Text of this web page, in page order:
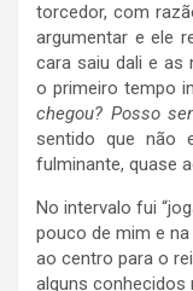
torcedor, com
argumentar e ele
cara saiu dali e as
o primeiro tempo
chegou? Posso
sentido que não
fulminante, quase
No intervalo fui
pouco de mim e
ao centro para o
alguns conhecidos